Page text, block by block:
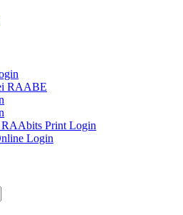
RAABE
Print Login
Login